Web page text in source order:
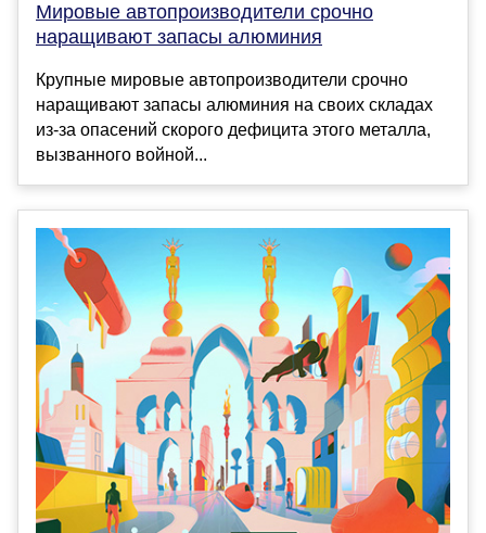
Мировые автопроизводители срочно
наращивают запасы алюминия
Крупные мировые автопроизводители срочно
наращивают запасы алюминия на своих складах
из-за опасений скорого дефицита этого металла,
вызванного войной...